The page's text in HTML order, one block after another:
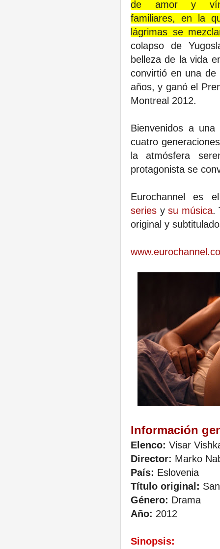
de amor y
familiares, en la
lágrimas se
colapso de
belleza de la vida
convirtió en una de
años, y ganó el
Montreal 2012.
Bienvenidos a
cuatro
la atmósfera
protagonista se
Eurochannel es
series ysu música.
original y
Información
Elenco: Visar
Director: Marko
País: Eslovenia
Título original:
Género: Drama
Año: 2012
Sinopsis: